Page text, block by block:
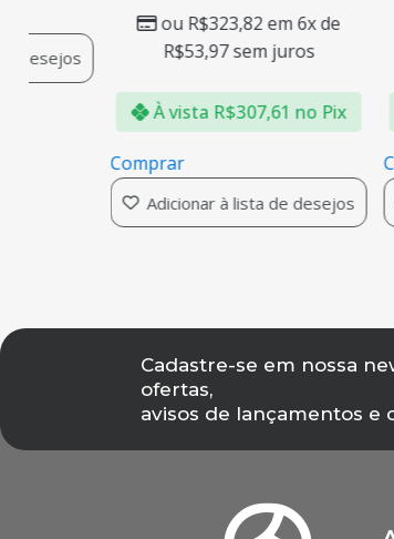
desejos
ou R$323,82em 6x de
R$53,97sem juros
À vista R$307,61 no Pix
Comprar
Adicionar à lista de desejos
Cadastre-se em nossa
ofertas,
avisos de lançamentos e